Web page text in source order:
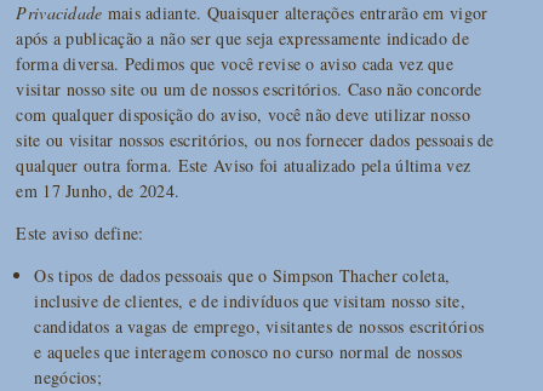
Privacidade mais adiante. Quaisquer alterações entrarão em vigor
após a publicação a não ser que seja expressamente indicado de
forma diversa. Pedimos que você revise o aviso cada vez que
visitar nosso site ou um de nossos escritórios. Caso não concorde
com qualquer disposição do aviso, você não deve utilizar nosso
site ou visitar nossos escritórios, ou nos fornecer dados pessoais de
qualquer outra forma. Este Aviso foi atualizado pela última vez
em 17 Junho, de 2024.
Este aviso define:
Os tipos de dados pessoais que o Simpson Thacher coleta,
inclusive de clientes, e de indivíduos que visitam nosso site,
candidatos a vagas de emprego, visitantes de nossos escritórios
e aqueles que interagem conosco no curso normal de nossos
negócios;